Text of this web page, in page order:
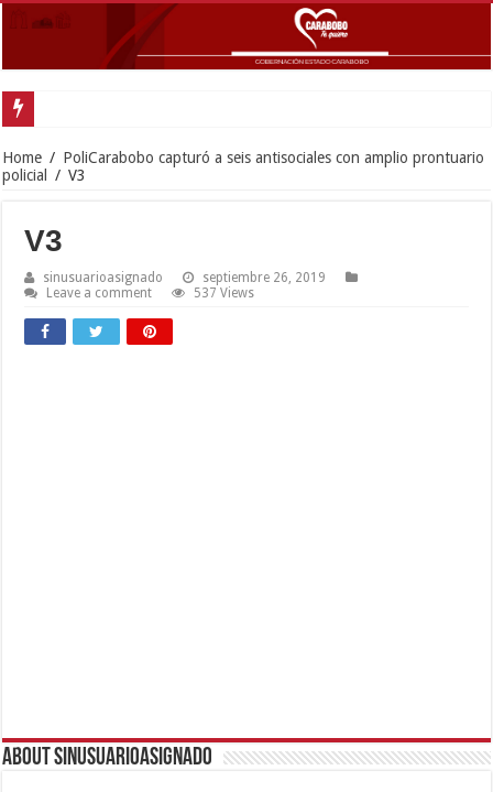
Home / PoliCarabobo capturó a seis antisociales con amplio prontuario
policial / V3
V3
sinusuarioasignado
septiembre 26, 2019
Leave a comment
537 Views
About sinusuarioasignado